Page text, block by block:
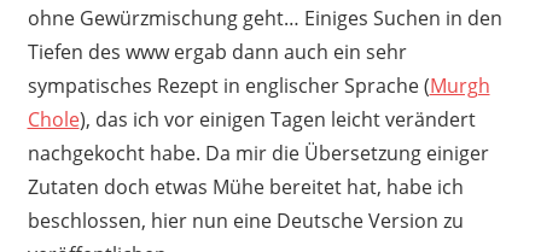
ohne Gewürzmischung geht… Einiges Suchen in den
Tiefen des www ergab dann auch ein sehr
sympatisches Rezept in englischer Sprache (Murgh
Chole), das ich vor einigen Tagen leicht verändert
nachgekocht habe. Da mir die Übersetzung einiger
Zutaten doch etwas Mühe bereitet hat, habe ich
beschlossen, hier nun eine Deutsche Version zu